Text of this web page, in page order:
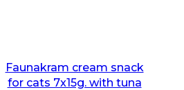
Faunakram cream snack
for cats 7x15g. with tuna